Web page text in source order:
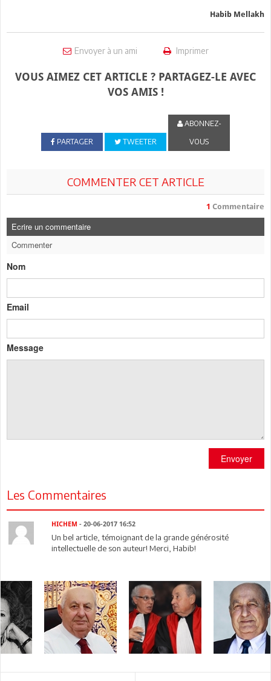
Habib Mellakh
Envoyer à un ami Imprimer
VOUS AIMEZ CET ARTICLE ? PARTAGEZ-LE AVEC
VOS AMIS !
PARTAGER TWEETER
ABONNEZ-
VOUS
COMMENTER CET ARTICLE
1 Commentaire
Ecrire un commentaire
Commenter
Nom
Email
Message
Envoyer
Les Commentaires
HICHEM - 20-06-2017 16:52
Un bel article, témoignant de la grande générosité
intellectuelle de son auteur! Merci, Habib!